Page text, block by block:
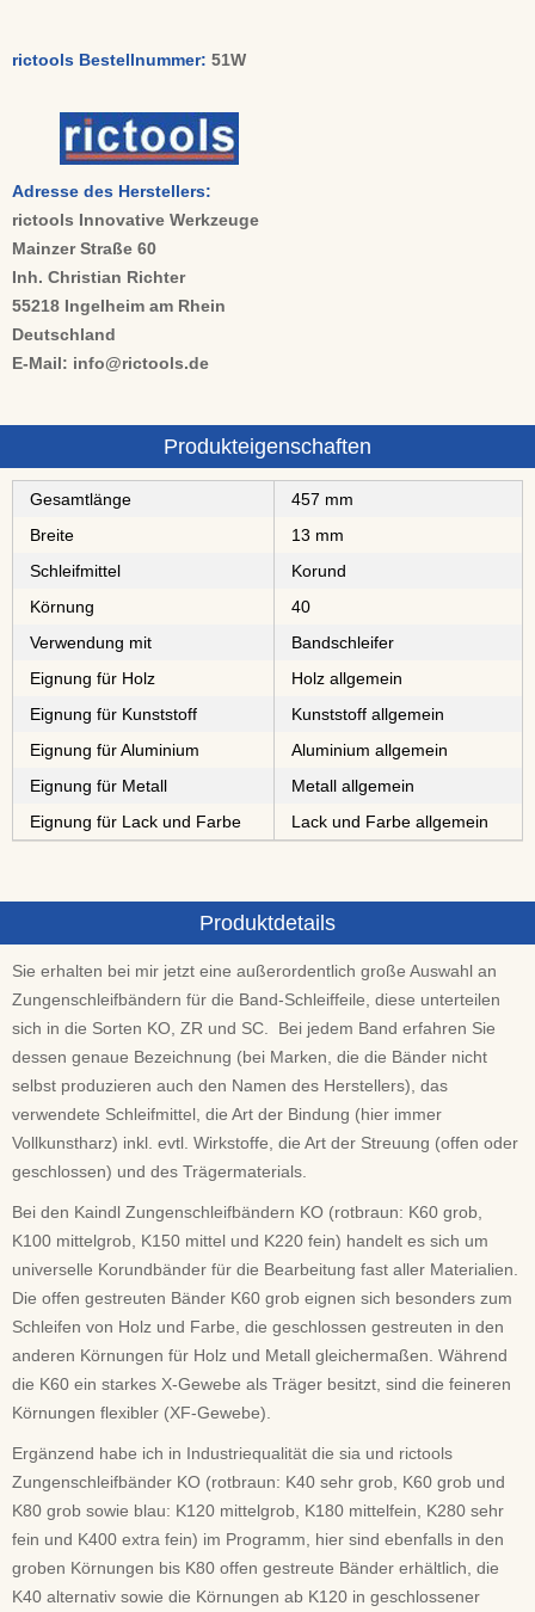
rictools Bestellnummer: 51W
Adresse des Herstellers:
rictools Innovative Werkzeuge
Mainzer Straße 60
Inh. Christian Richter
55218 Ingelheim am Rhein
Deutschland
E-Mail: info@rictools.de
Produkteigenschaften
Gesamtlänge
457 mm
Breite
13 mm
Schleifmittel
⁠⁠⁠Korund
Körnung
40
Verwendung mit
Bandschleifer
Eignung für Holz
Holz allgemein
Eignung für Kunststoff
Kunststoff allgemein
Eignung für Aluminium
Aluminium allgemein
Eignung für Metall
Metall allgemein
Eignung für Lack und Farbe
Lack und Farbe allgemein
Produktdetails
Sie erhalten bei mir jetzt eine außerordentlich große Auswahl an
Zungenschleifbändern für die Band-Schleiffeile, diese unterteilen
sich in die Sorten KO, ZR und SC. Bei jedem Band erfahren Sie
dessen genaue Bezeichnung (bei Marken, die die Bänder nicht
selbst produzieren auch den Namen des Herstellers), das
verwendete Schleifmittel, die Art der Bindung (hier immer
Vollkunstharz) inkl. evtl. Wirkstoffe, die Art der Streuung (offen oder
geschlossen) und des Trägermaterials.
Bei den Kaindl Zungenschleifbändern KO (rotbraun: K60 grob,
K100 mittelgrob, K150 mittel und K220 fein) handelt es sich um
universelle Korundbänder für die Bearbeitung fast aller Materialien.
Die offen gestreuten Bänder K60 grob eignen sich besonders zum
Schleifen von Holz und Farbe, die geschlossen gestreuten in den
anderen Körnungen für Holz und Metall gleichermaßen. Während
die K60 ein starkes X-Gewebe als Träger besitzt, sind die feineren
Körnungen flexibler (XF-Gewebe).
Ergänzend habe ich in Industriequalität die sia und rictools
Zungenschleifbänder KO (rotbraun: K40 sehr grob, K60 grob und
K80 grob sowie blau: K120 mittelgrob, K180 mittelfein, K280 sehr
fein und K400 extra fein) im Programm, hier sind ebenfalls in den
groben Körnungen bis K80 offen gestreute Bänder erhältlich, die
K40 alternativ sowie die Körnungen ab K120 in geschlossener